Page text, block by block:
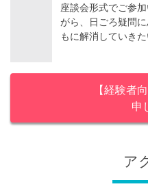
座談会形式でご参
がら、日ごろ疑問
もに解消していき
【経験者
申
ア